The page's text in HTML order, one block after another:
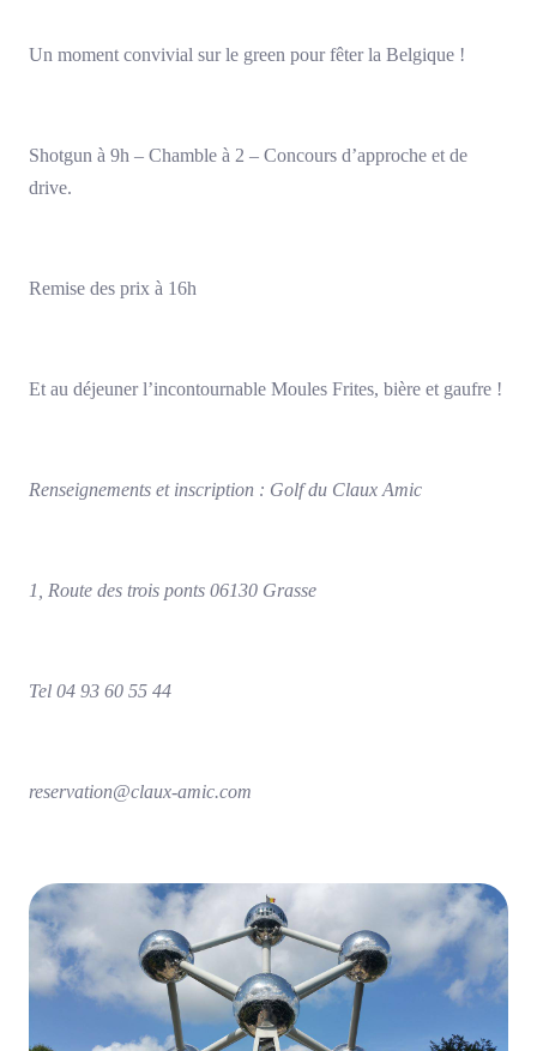
Un moment convivial sur le green pour fêter la Belgique !
Shotgun à 9h – Chamble à 2 – Concours d’approche et de
drive.
Remise des prix à 16h
Et au déjeuner l’incontournable Moules Frites, bière et gaufre !
Renseignements et inscription : Golf du Claux Amic
1, Route des trois ponts 06130 Grasse
Tel 04 93 60 55 44
reservation@claux-amic.com